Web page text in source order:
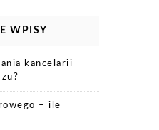
WPISY
kancelarii
– ile